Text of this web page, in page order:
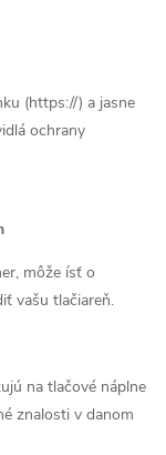
(https://) a jasne
ochrany
môže ísť o
vašu tlačiareň.
na tlačové náplne
znalosti v danom